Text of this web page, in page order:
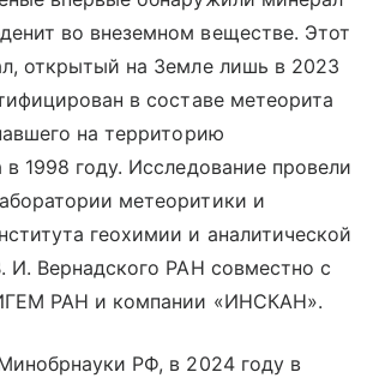
во внеземном веществе. Этот
открытый на Земле лишь в 2023
в составе метеорита
на территорию
1998 году. Исследование провели
метеоритики и
геохимии и аналитической
И. Вернадского РАН совместно с
РАН и компании «ИНСКАН».
РФ, в 2024 году в